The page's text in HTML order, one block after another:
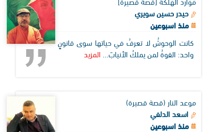
حيدر حسين سويري
منذ اسبوعين
كانت الوحوشُ لا تعرفُ في حياتها سوى قانونٍ
واحد: القوةُ لمن يملكُ الأنيابَ... المزيد
موعد النار (قصة قصيرة)
اسعد الدلفي
منذ اسبوعين